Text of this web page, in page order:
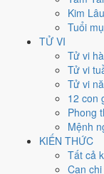
Kim
Tuổi
TỬ VI
Tử vi
Tử vi
Tử vi
12 con
Phong
Mệnh
KIẾN THỨC
Tất cả
Can
Bính Ngọ
Ngày Bính Dần có
Thiên Hình
Ngày Đại
Ngọ, Tuất, Hợi
Ngày 20/8/2026 chỉ
để thay thế,